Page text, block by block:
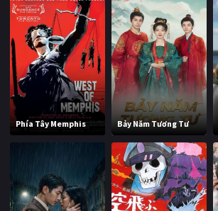
Phía Tây Memphis Bảy Năm Tương Tư